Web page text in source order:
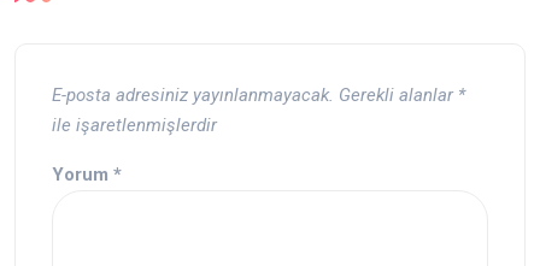
E-posta adresiniz yayınlanmayacak. Gerekli alanlar *
ile işaretlenmişlerdir
Yorum *